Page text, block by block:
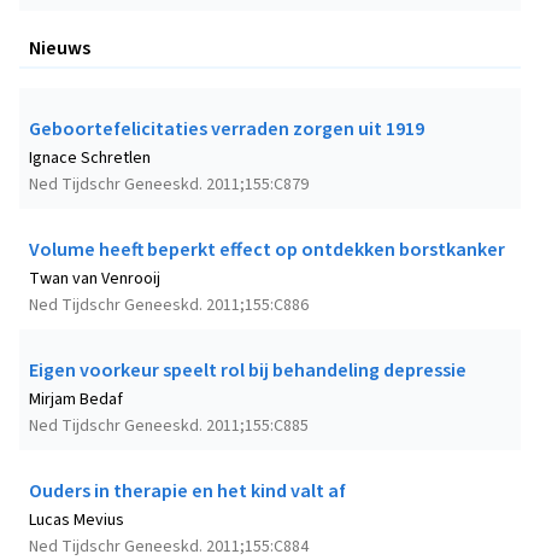
Nieuws
Geboortefelicitaties verraden zorgen uit 1919
Ned Tijdschr Geneeskd. 2011;155:C879
Ignace Schretlen
Volume heeft beperkt effect op ontdekken borstkanker
Ned Tijdschr Geneeskd. 2011;155:C886
Twan van Venrooij
Eigen voorkeur speelt rol bij behandeling depressie
Ned Tijdschr Geneeskd. 2011;155:C885
Mirjam Bedaf
Ouders in therapie en het kind valt af
Ned Tijdschr Geneeskd. 2011;155:C884
Lucas Mevius